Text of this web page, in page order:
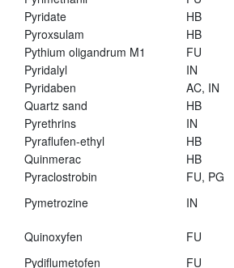
Pyridate
HB
Pyroxsulam
HB
Pythium oligandrum M1
FU
Pyridalyl
IN
Pyridaben
AC, IN
Quartz sand
HB
Pyrethrins
IN
Pyraflufen-ethyl
HB
Quinmerac
HB
Pyraclostrobin
FU, PG
Pymetrozine
IN
Quinoxyfen
FU
Pydiflumetofen
FU